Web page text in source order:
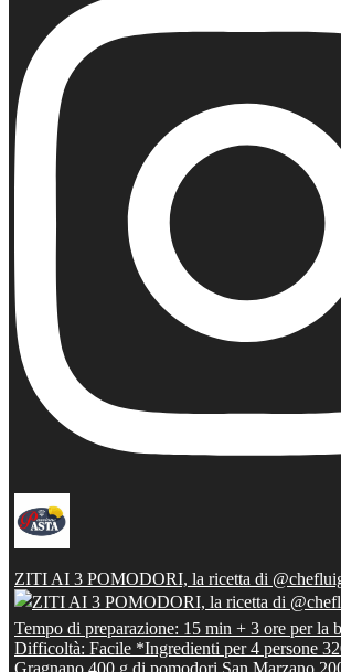
ZITI AI 3 POMODORI, la ricetta di